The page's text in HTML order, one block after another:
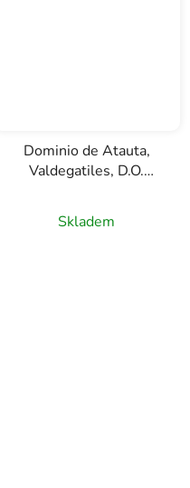
Dominio de Atauta,
Valdegatiles, D.O.
červené víno 0,75l
Skladem